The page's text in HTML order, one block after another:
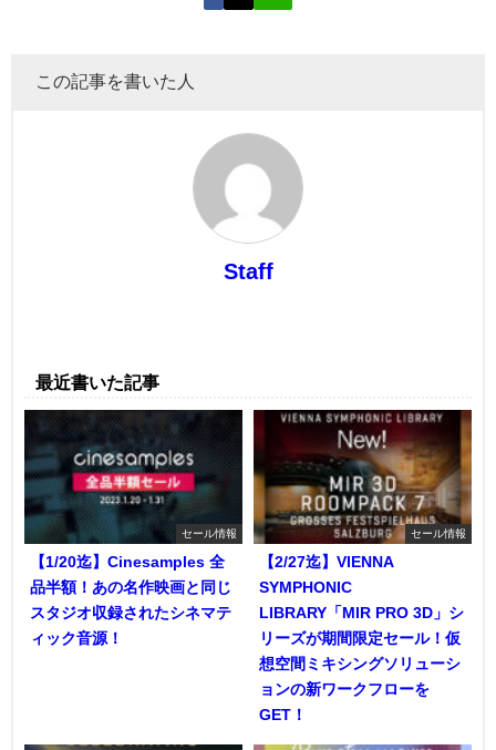
この記事を書いた人
Staff
最近書いた記事
セール情報
【1/20迄】Cinesamples 全
品半額！あの名作映画と同じ
スタジオ収録されたシネマテ
ィック音源！
セール情報
【2/27迄】VIENNA
SYMPHONIC
LIBRARY「MIR PRO 3D」シ
リーズが期間限定セール！仮
想空間ミキシングソリューシ
ョンの新ワークフローを
GET！